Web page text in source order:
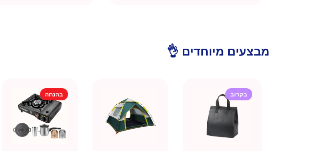
מבצעים מיוחדים 👌
בקרוב בהנחה